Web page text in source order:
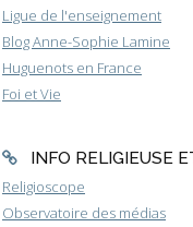
Ligue de l'enseignement
Blog Anne-Sophie Lamine
Huguenots en France
Foi et Vie
INFO RELIGIEUSE
Religioscope
Observatoire des médias